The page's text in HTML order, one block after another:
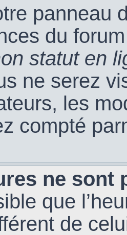
panneau
du
statut en
ne serez
les
compté
ne sont
que
de